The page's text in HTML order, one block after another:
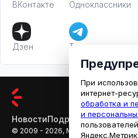
ВКонтакте Одноклассники
Дзен Телеграм
НовостиПодробностиАфиша
© 2009 - 2026, МЕДИАРЯЗАНЬ
При
интернет-
обработка и
и